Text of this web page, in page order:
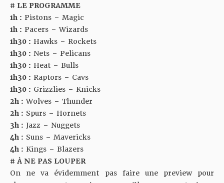
# LE PROGRAMME
1h : Pistons – Magic
1h : Pacers – Wizards
1h30 : Hawks – Rockets
1h30 : Nets – Pelicans
1h30 : Heat – Bulls
1h30 : Raptors – Cavs
1h30 : Grizzlies – Knicks
2h : Wolves – Thunder
2h : Spurs – Hornets
3h : Jazz – Nuggets
4h : Suns – Mavericks
4h : Kings – Blazers
# À NE PAS LOUPER
On ne va évidemment pas faire une preview pour